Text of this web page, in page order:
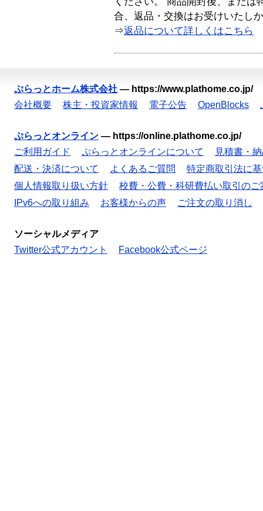
合、返品・交換はお受けいたし
⇒返品について詳しくはこちら
ぷらっとホーム株式会社 — https://www.plathome.co.jp/
会社概要
株主・投資家情報 電子公告 OpenBlocks
ぷらっとオンライン — https://online.plathome.co.jp/
ご利用ガイド
ぷらっとオンラインについて
見積書・
配送・決済について
よくあるご質問
特定商取引法に
個人情報取り扱い方針
校費・公費・科研費払い取引のご
IPv6への取り組み
お客様からの声 ご注文の取り消し
ソーシャルメディア
Twitter公式アカウント
Facebook公式ページ